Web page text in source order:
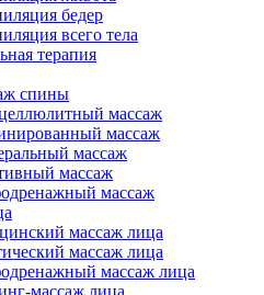
бедер
всего тела
терапия
спины
массаж
массаж
массаж
массаж
массаж
массаж лица
массаж лица
массаж лица
массаж лица